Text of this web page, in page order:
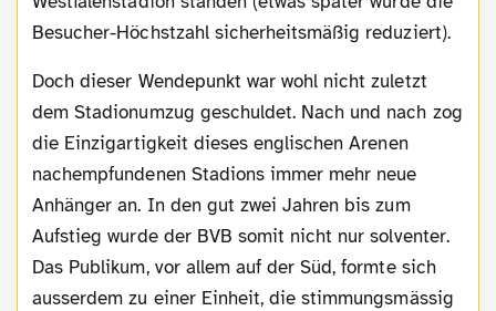
Besucher-Höchstzahl sicherheitsmäßig reduziert).
Doch dieser Wendepunkt war wohl nicht zuletzt
dem Stadionumzug geschuldet. Nach und nach zog
die Einzigartigkeit dieses englischen Arenen
nachempfundenen Stadions immer mehr neue
Anhänger an. In den gut zwei Jahren bis zum
Aufstieg wurde der BVB somit nicht nur solventer.
Das Publikum, vor allem auf der Süd, formte sich
ausserdem zu einer Einheit, die stimmungsmässig